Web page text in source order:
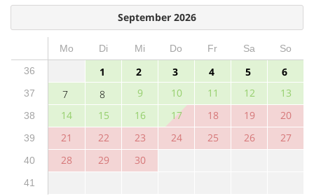
September 2026
Mo Di Mi Do Fr Sa
So
36
1 2 3 4 5 6
37 7 8 9 10 11 12 13
38 14 15 16 17 18 19 20
39 21 22 23 24 25 26 27
40 28 29 30
41